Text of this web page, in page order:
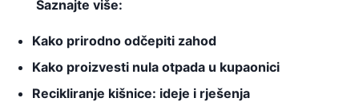
Saznajte više:
Kako prirodno odčepiti zahod
Kako proizvesti nula otpada u kupaonici
Recikliranje kišnice: ideje i rješenja